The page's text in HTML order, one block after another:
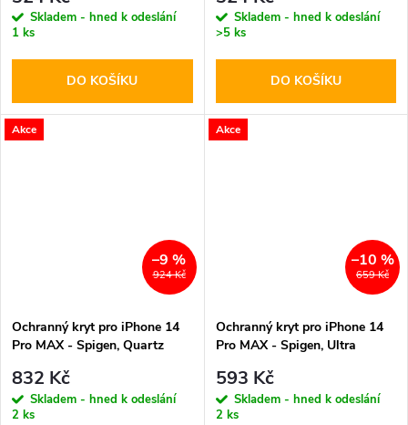
Skladem - hned k odeslání
1 ks
DO KOŠÍKU
Skladem - hned k odeslání
>5 ks
DO KOŠÍKU
Akce
924 Kč
–9 %
Ochranný kryt pro iPhone 14
Pro MAX - Spigen, Quartz
832 Kč
Skladem - hned k odeslání
2 ks
Akce
659 Kč
–10 %
Ochranný kryt pro iPhone 14
Pro MAX - Spigen, Ultra
593 Kč
Skladem - hned k odeslání
2 ks